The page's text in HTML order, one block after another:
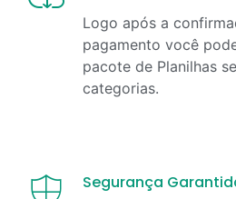
Logo após a
pagamento você
pacote de Planilhas
categorias.
Segurança